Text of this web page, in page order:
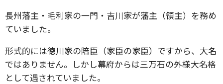
長州藩主・毛利家の一門・吉川家が藩主（領主）を務め
ていました。
形式的には徳川家の陪臣（家臣の家臣）ですから、大名
ではありません。しかし幕府からは三万石の外様大名格
として遇されていました。